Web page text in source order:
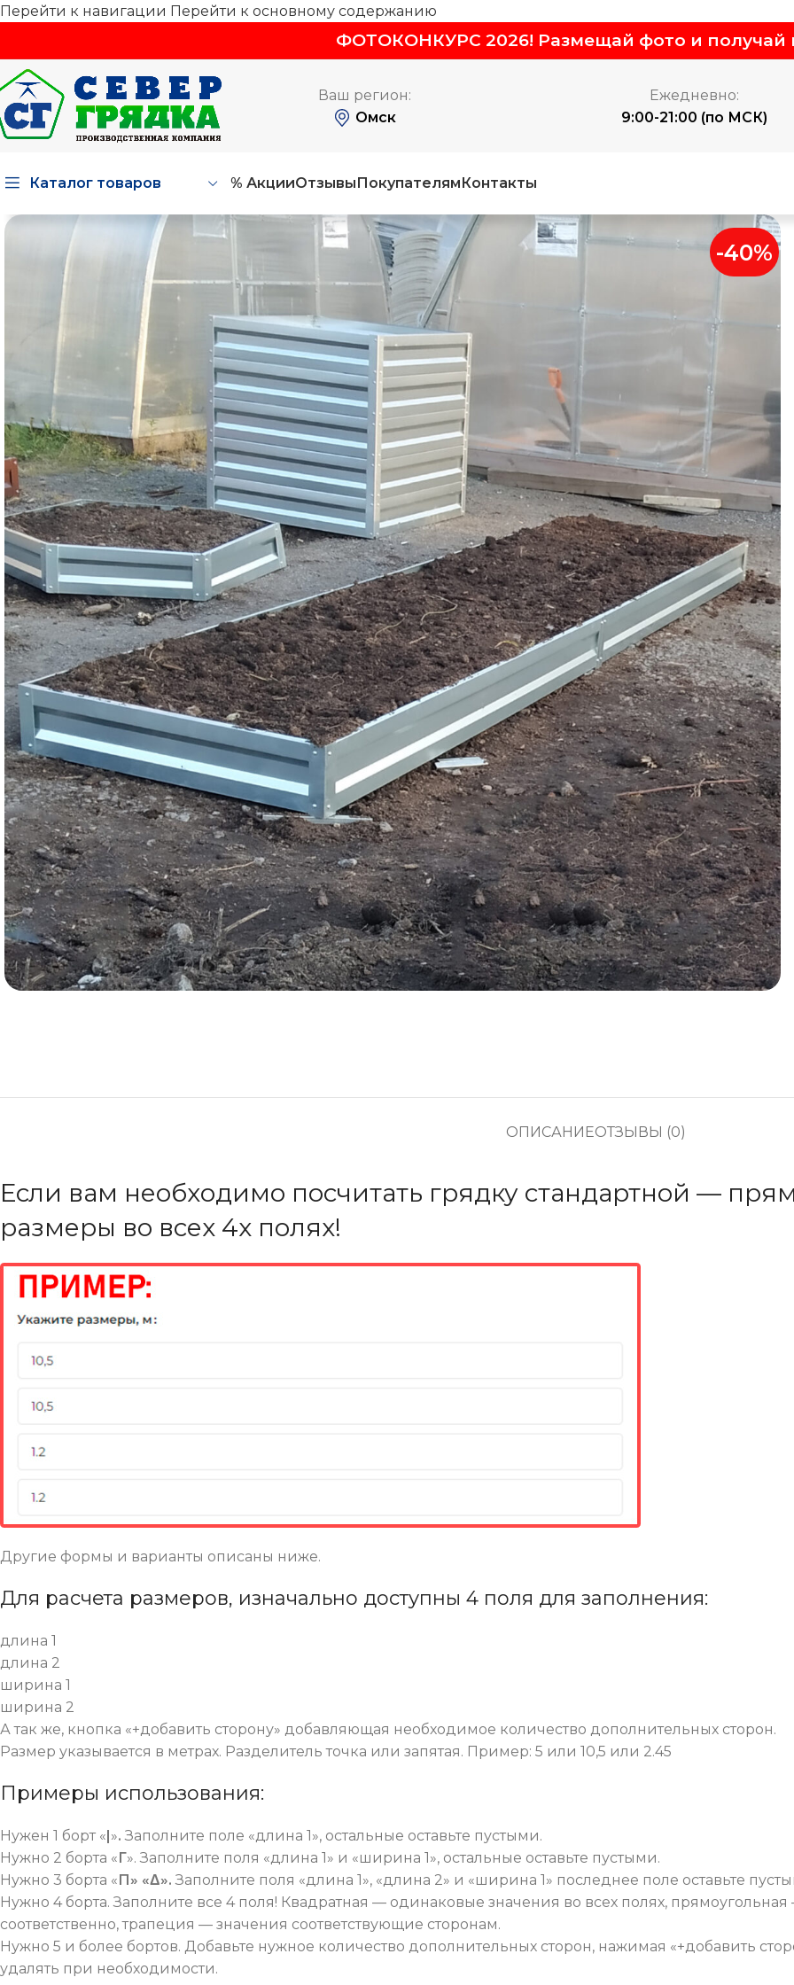
Перейти к навигации Перейти к основному содержанию
ФОТОКОНКУРС 2026! Размещай фото и получай
Ваш регион:
Омск
Ежедневно:
9:00-21:00 (по МСК)
Каталог товаров % АкцииОтзывыПокупателямКонтакты
-40%
ОПИСАНИЕОТЗЫВЫ (0)
Если вам необходимо посчитать грядку стандартной —
размеры во всех 4х полях!
Другие формы и варианты описаны ниже.
Для расчета размеров, изначально доступны 4 поля для заполнения:
длина 1
длина 2
ширина 1
ширина 2
А так же, кнопка «+добавить сторону» добавляющая необходимое количество дополнительных сторон.
Размер указывается в метрах. Разделитель точка или запятая. Пример: 5 или 10,5 или 2.45
Примеры использования:
Нужен 1 борт «|». Заполните поле «длина 1», остальные оставьте пустыми.
Нужно 2 борта «Г». Заполните поля «длина 1» и «ширина 1», остальные оставьте пустыми.
Нужно 3 борта «П» «Δ».Заполните поля «длина 1», «длина 2» и «ширина 1» последнее поле оставьте
Нужно 4 борта. Заполните все 4 поля! Квадратная — одинаковые значения во всех полях,
соответственно, трапеция — значения соответствующие сторонам.
Нужно 5 и более бортов. Добавьте нужное количество дополнительных сторон, нажимая «+добавить
удалять при необходимости.